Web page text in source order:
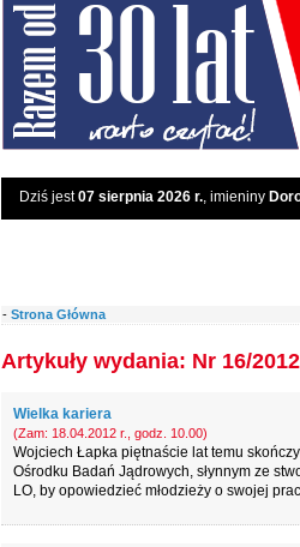
Dziś jest07 sierpnia 2026 r., imieniny
- Strona Główna
Artykuły wydania: Nr 16/
Wielka kariera
(Zam: 18.04.2012 r., godz. 10.00)
Wojciech Łapka piętnaście lat temu
Ośrodku Badań Jądrowych, słynnym ze
LO, by opowiedzieć młodzieży o swojej